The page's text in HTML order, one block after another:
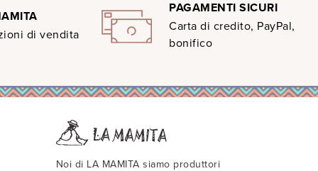
di vendita
PAGAMENTI SICURI
Carta di credito, PayPal,
bonifico
Noi di LA MAMITA siamo produttori